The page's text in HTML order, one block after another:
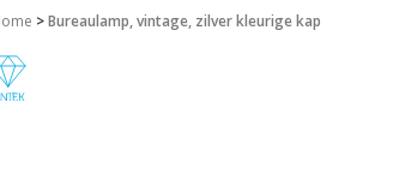
>Bureaulamp, vintage, zilver kleurige kap